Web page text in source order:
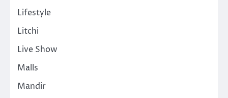
Lifestyle
Litchi
Live Show
Malls
Mandir